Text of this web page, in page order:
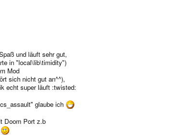
und läuft sehr gut,
in "local\lib\timidity")
Mod
sich nicht gut an^^),
echt super läuft :twisted:
glaube ich
Doom Port z.b